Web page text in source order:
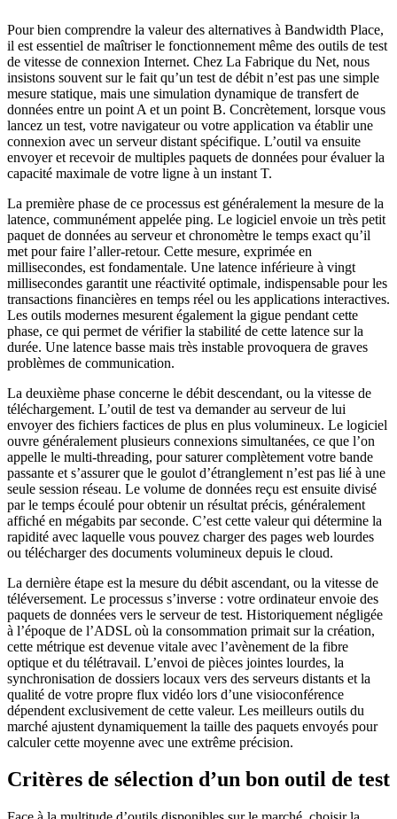
Pour bien comprendre la valeur des alternatives à Bandwidth Place,
il est essentiel de maîtriser le fonctionnement même des outils de test
de vitesse de connexion Internet. Chez La Fabrique du Net, nous
insistons souvent sur le fait qu’un test de débit n’est pas une simple
mesure statique, mais une simulation dynamique de transfert de
données entre un point A et un point B. Concrètement, lorsque vous
lancez un test, votre navigateur ou votre application va établir une
connexion avec un serveur distant spécifique. L’outil va ensuite
envoyer et recevoir de multiples paquets de données pour évaluer la
capacité maximale de votre ligne à un instant T.
La première phase de ce processus est généralement la mesure de la
latence, communément appelée ping. Le logiciel envoie un très petit
paquet de données au serveur et chronomètre le temps exact qu’il
met pour faire l’aller-retour. Cette mesure, exprimée en
millisecondes, est fondamentale. Une latence inférieure à vingt
millisecondes garantit une réactivité optimale, indispensable pour les
transactions financières en temps réel ou les applications interactives.
Les outils modernes mesurent également la gigue pendant cette
phase, ce qui permet de vérifier la stabilité de cette latence sur la
durée. Une latence basse mais très instable provoquera de graves
problèmes de communication.
La deuxième phase concerne le débit descendant, ou la vitesse de
téléchargement. L’outil de test va demander au serveur de lui
envoyer des fichiers factices de plus en plus volumineux. Le logiciel
ouvre généralement plusieurs connexions simultanées, ce que l’on
appelle le multi-threading, pour saturer complètement votre bande
passante et s’assurer que le goulot d’étranglement n’est pas lié à une
seule session réseau. Le volume de données reçu est ensuite divisé
par le temps écoulé pour obtenir un résultat précis, généralement
affiché en mégabits par seconde. C’est cette valeur qui détermine la
rapidité avec laquelle vous pouvez charger des pages web lourdes
ou télécharger des documents volumineux depuis le cloud.
La dernière étape est la mesure du débit ascendant, ou la vitesse de
téléversement. Le processus s’inverse : votre ordinateur envoie des
paquets de données vers le serveur de test. Historiquement négligée
à l’époque de l’ADSL où la consommation primait sur la création,
cette métrique est devenue vitale avec l’avènement de la fibre
optique et du télétravail. L’envoi de pièces jointes lourdes, la
synchronisation de dossiers locaux vers des serveurs distants et la
qualité de votre propre flux vidéo lors d’une visioconférence
dépendent exclusivement de cette valeur. Les meilleurs outils du
marché ajustent dynamiquement la taille des paquets envoyés pour
calculer cette moyenne avec une extrême précision.
Critères de sélection d’un bon outil de test